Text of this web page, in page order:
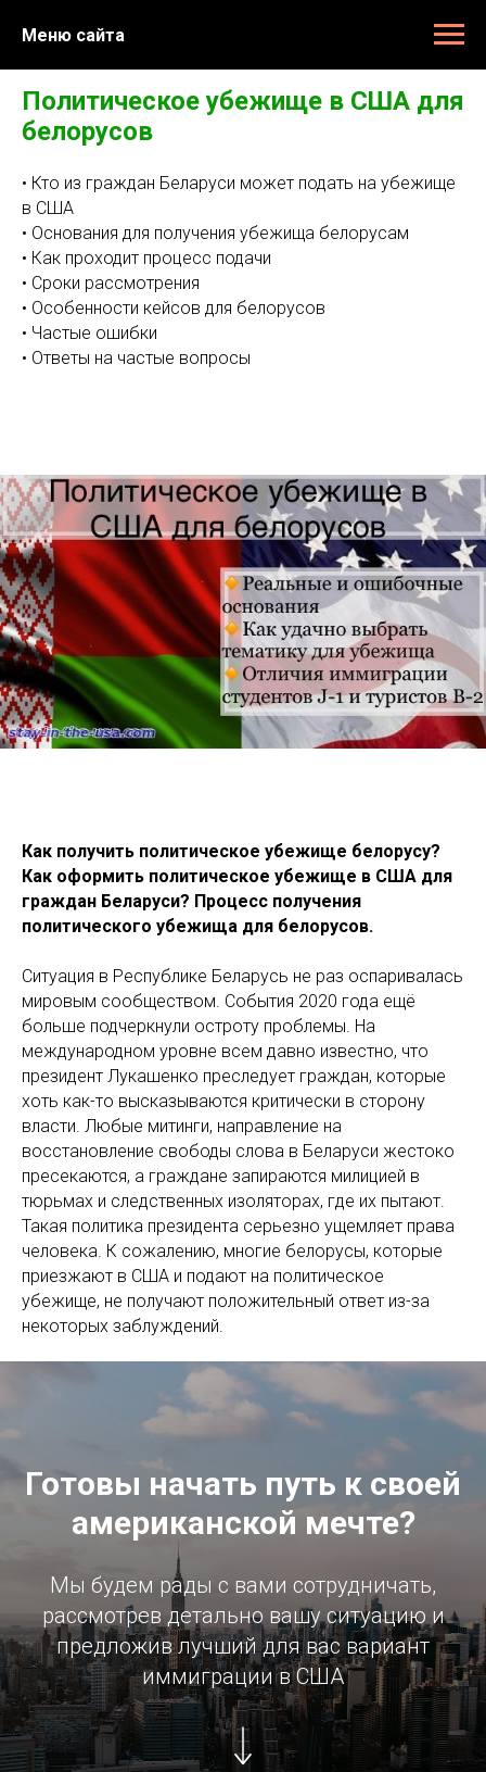
Меню сайта
Политическое убежище в США для
белорусов
• Кто из граждан Беларуси может подать на убежище
в США
• Основания для получения убежища белорусам
• Как проходит процесс подачи
• Сроки рассмотрения
• Особенности кейсов для белорусов
• Частые ошибки
• Ответы на частые вопросы
Как получить политическое убежище белорусу?
Как оформить политическое убежище в США для
граждан Беларуси? Процесс получения
политического убежища для белорусов.
Ситуация в Республике Беларусь не раз оспаривалась
мировым сообществом. События 2020 года ещё
больше подчеркнули остроту проблемы. На
международном уровне всем давно известно, что
президент Лукашенко преследует граждан, которые
хоть как-то высказываются критически в сторону
власти. Любые митинги, направление на
восстановление свободы слова в Беларуси жестоко
пресекаются, а граждане запираются милицией в
тюрьмах и следственных изоляторах, где их пытают.
Такая политика президента серьезно ущемляет права
человека. К сожалению, многие белорусы, которые
приезжают в США и подают на политическое
убежище, не получают положительный ответ из-за
некоторых заблуждений.
Готовы начать путь к своей
американской мечте?
Мы будем рады с вами сотрудничать,
рассмотрев детально вашу ситуацию и
предложив лучший для вас вариант
иммиграции в США